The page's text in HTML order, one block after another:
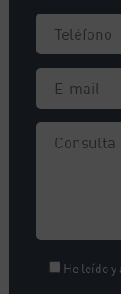
He leído y